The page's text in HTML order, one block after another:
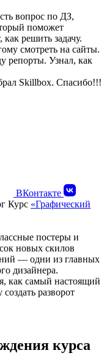
вопрос по ДЗ,
поможет
решить задачу.
смотреть на сайты.
репорты. Узнал, как
Skillbox. Спасибо!!!
ВКонтакте
Курс «Графический
постеры и
новых скилов
— одни из главных
дизайнера.
как самый настоящий
разворот
курса